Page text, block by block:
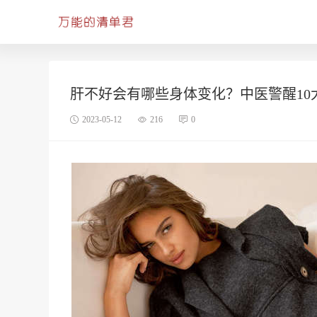
肝不好会有哪些身体变化？中医警醒10
2023-05-12 216 0